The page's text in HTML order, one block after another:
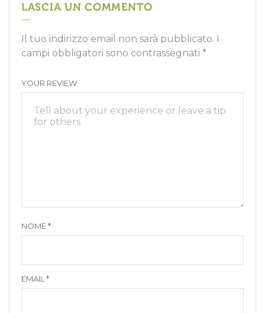
LASCIA UN COMMENTO
Il tuo indirizzo email non sarà pubblicato. I
campi obbligatori sono contrassegnati *
YOUR REVIEW
NOME*
EMAIL *